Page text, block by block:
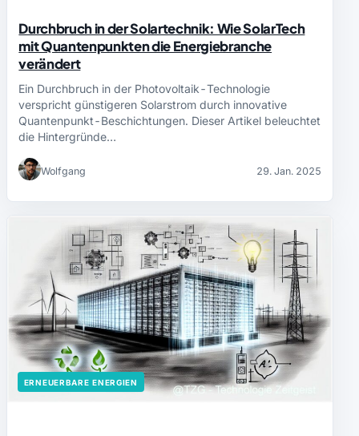
Durchbruch in der Solartechnik: Wie SolarTech
mit Quantenpunkten die Energiebranche
verändert
Ein Durchbruch in der Photovoltaik-Technologie
verspricht günstigeren Solarstrom durch innovative
Quantenpunkt-Beschichtungen. Dieser Artikel beleuchtet
die Hintergründe…
Wolfgang 29. Jan. 2025
ERNEUERBARE ENERGIEN